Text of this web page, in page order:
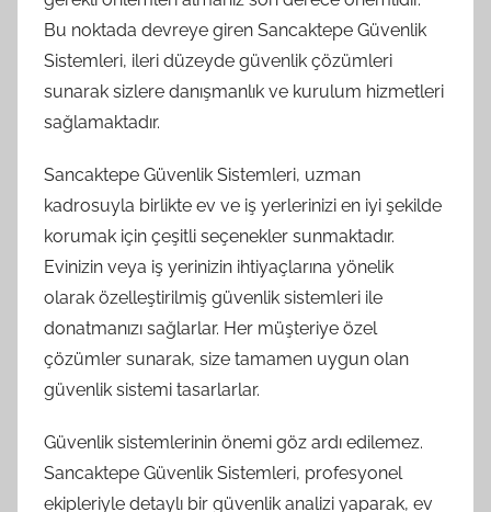
Bu noktada devreye giren Sancaktepe Güvenlik
Sistemleri, ileri düzeyde güvenlik çözümleri
sunarak sizlere danışmanlık ve kurulum hizmetleri
sağlamaktadır.
Sancaktepe Güvenlik Sistemleri, uzman
kadrosuyla birlikte ev ve iş yerlerinizi en iyi şekilde
korumak için çeşitli seçenekler sunmaktadır.
Evinizin veya iş yerinizin ihtiyaçlarına yönelik
olarak özelleştirilmiş güvenlik sistemleri ile
donatmanızı sağlarlar. Her müşteriye özel
çözümler sunarak, size tamamen uygun olan
güvenlik sistemi tasarlarlar.
Güvenlik sistemlerinin önemi göz ardı edilemez.
Sancaktepe Güvenlik Sistemleri, profesyonel
ekipleriyle detaylı bir güvenlik analizi yaparak, ev